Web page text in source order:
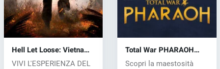
Hell Let Loose: Vietnam
(PC) key
VIVI L'ESPERIENZA DEL
Total War PHARAOH
(PC) key
Scopri la maestosità